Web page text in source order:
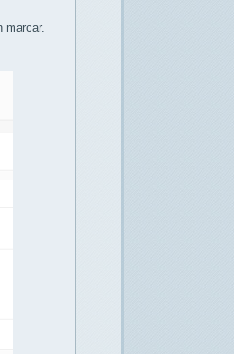
marcar.